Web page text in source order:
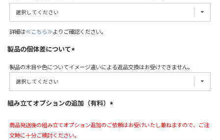
詳細は≪こちら≫よりご確認ください。
製品の個体差について
製品の木目や色についてイメージ違いによる返品交換はお受けできません。
組み立てオプションの追加（有料）
商品発送後の組み立てオプション追加のご依頼はお受けいたし兼ねますので、ご注
文時に十分ご検討ください。